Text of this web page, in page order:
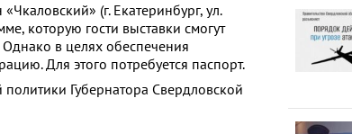
(г. Екатеринбург, ул.
которую гости выставки смогут
в целях обеспечения
Для этого потребуется паспорт.
Губернатора Свердловской